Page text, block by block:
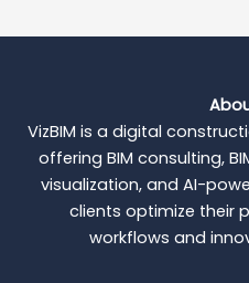
VizBIM is a digital
offering BIM consulting,
visualization, and AI-
clients optimize their
workflows and